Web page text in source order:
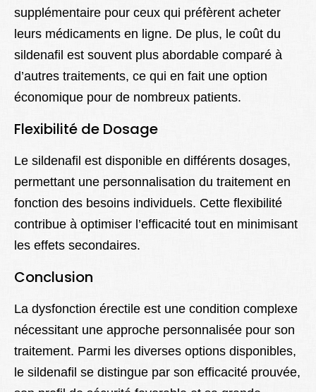
supplémentaire pour ceux qui préfèrent acheter
leurs médicaments en ligne. De plus, le coût du
sildenafil est souvent plus abordable comparé à
d’autres traitements, ce qui en fait une option
économique pour de nombreux patients.
Flexibilité de Dosage
Le sildenafil est disponible en différents dosages,
permettant une personnalisation du traitement en
fonction des besoins individuels. Cette flexibilité
contribue à optimiser l’efficacité tout en minimisant
les effets secondaires.
Conclusion
La dysfonction érectile est une condition complexe
nécessitant une approche personnalisée pour son
traitement. Parmi les diverses options disponibles,
le sildenafil se distingue par son efficacité prouvée,